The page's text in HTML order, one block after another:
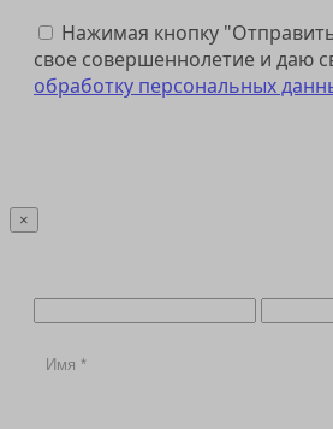
Нажимая кнопку
свое совершеннолетие и даю
обработку персональных
×